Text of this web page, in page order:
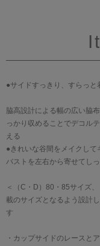
●サイドすっきり、すらっと
脇高設計による幅の広い脇
っかり収めることでデコル
える
●きれいな谷間をメイクして
バストを左右から寄せてし
＜（C・D）80・85サイズ
載のサイズとなるよう設計
す
・カップサイドのレースと